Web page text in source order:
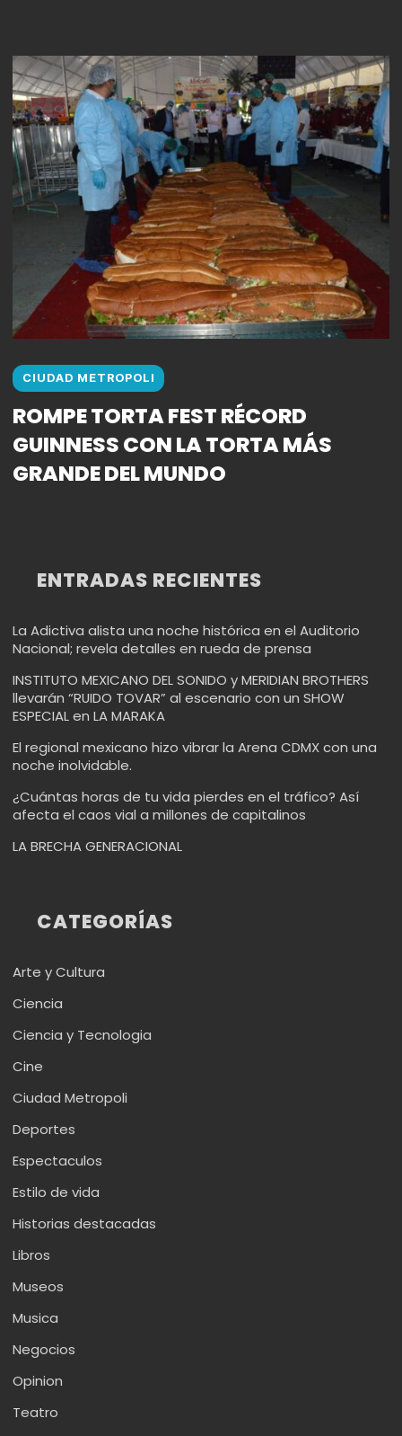
CIUDAD METROPOLI
ROMPE TORTA FEST RÉCORD
GUINNESS CON LA TORTA MÁS
GRANDE DEL MUNDO
ENTRADAS RECIENTES
La Adictiva alista una noche histórica en el Auditorio
Nacional; revela detalles en rueda de prensa
INSTITUTO MEXICANO DEL SONIDO y MERIDIAN BROTHERS
llevarán “RUIDO TOVAR” al escenario con un SHOW
ESPECIAL en LA MARAKA
El regional mexicano hizo vibrar la Arena CDMX con una
noche inolvidable.
¿Cuántas horas de tu vida pierdes en el tráfico? Así
afecta el caos vial a millones de capitalinos
LA BRECHA GENERACIONAL
CATEGORÍAS
Arte y Cultura
Ciencia
Ciencia y Tecnologia
Cine
Ciudad Metropoli
Deportes
Espectaculos
Estilo de vida
Historias destacadas
Libros
Museos
Musica
Negocios
Opinion
Teatro